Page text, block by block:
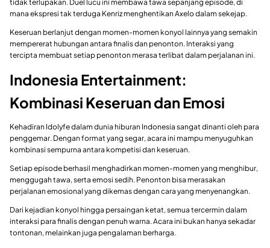
tidak terlupakan. Duel lucu ini membawa tawa sepanjang episode, di
mana ekspresi tak terduga Kenriz menghentikan Axelo dalam sekejap.
Keseruan berlanjut dengan momen-momen konyol lainnya yang semakin
mempererat hubungan antara finalis dan penonton. Interaksi yang
tercipta membuat setiap penonton merasa terlibat dalam perjalanan ini.
Indonesia Entertainment:
Kombinasi Keseruan dan Emosi
Kehadiran Idolyfe dalam dunia hiburan Indonesia sangat dinanti oleh para
penggemar. Dengan format yang segar, acara ini mampu menyuguhkan
kombinasi sempurna antara kompetisi dan keseruan.
Setiap episode berhasil menghadirkan momen-momen yang menghibur,
menggugah tawa, serta emosi sedih. Penonton bisa merasakan
perjalanan emosional yang dikemas dengan cara yang menyenangkan.
Dari kejadian konyol hingga persaingan ketat, semua tercermin dalam
interaksi para finalis dengan penuh warna. Acara ini bukan hanya sekadar
tontonan, melainkan juga pengalaman berharga.